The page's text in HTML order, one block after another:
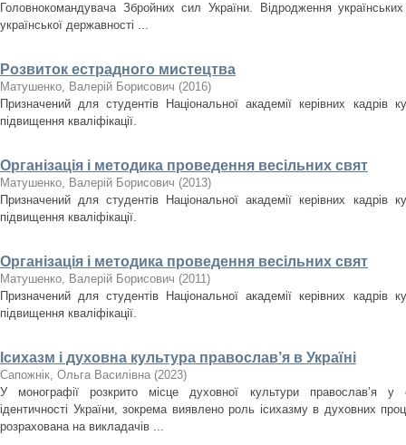
Головнокомандувача Збройних сил України. Відродження українських
української державності ...
Розвиток естрадного мистецтва
Матушенко, Валерій Борисович (2016)
Призначений для студентів Національної академії керівних кадрів
підвищення кваліфікації.
Організація і методика проведення весільних свят
Матушенко, Валерій Борисович (2013)
Призначений для студентів Національної академії керівних кадрів
підвищення кваліфікації.
Організація і методика проведення весільних свят
Матушенко, Валерій Борисович (2011)
Призначений для студентів Національної академії керівних кадрів
підвищення кваліфікації.
Ісихазм і духовна культура православ’я в Україні
Сапожнік, Ольга Василівна (2023)
У монографії розкрито місце духовної культури православ’я у
ідентичності України, зокрема виявлено роль ісихазму в духовних
розрахована на викладачів ...